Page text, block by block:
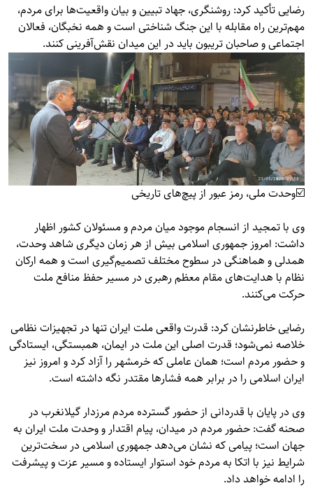
رضایی تأکید کرد: روشنگری، جهاد تبیین و بیان واقعیت‌ها برای مردم،
مهم‌ترین راه مقابله با این جنگ شناختی است و همه نخبگان، فعالان
اجتماعی و صاحبان تریبون باید در این میدان نقش‌آفرینی کنند.
☑️وحدت ملی، رمز عبور از پیچ‌های تاریخی
وی با تمجید از انسجام موجود میان مردم و مسئولان کشور اظهار
داشت: امروز جمهوری اسلامی بیش از هر زمان دیگری شاهد وحدت،
همدلی و هماهنگی در سطوح مختلف تصمیم‌گیری است و همه ارکان
نظام با هدایت‌های مقام معظم رهبری در مسیر حفظ منافع ملت
حرکت می‌کنند.
رضایی خاطرنشان کرد: قدرت واقعی ملت ایران تنها در تجهیزات نظامی
خلاصه نمی‌شود؛ قدرت اصلی این ملت در ایمان، همبستگی، ایستادگی
و حضور مردم است؛ همان عاملی که خرمشهر را آزاد کرد و امروز نیز
ایران اسلامی را در برابر همه فشارها مقتدر نگه داشته است.
وی در پایان با قدردانی از حضور گسترده مردم مرزدار گیلانغرب در
صحنه گفت: حضور مردم در میدان، پیام اقتدار و وحدت ملت ایران به
جهان است؛ پیامی که نشان می‌دهد جمهوری اسلامی در سخت‌ترین
شرایط نیز با اتکا به مردم خود استوار ایستاده و مسیر عزت و پیشرفت
را ادامه خواهد داد.